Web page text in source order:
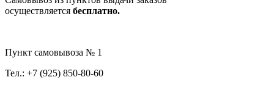
осуществляется бесплатно.
Пункт самовывоза № 1
Тел.: +7 (925) 850-80-60